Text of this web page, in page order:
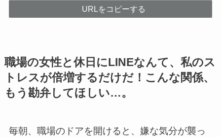
URLをコピーする
職場の女性と休日にLINEなんて、私のス
トレスが倍増するだけだ！こんな関係、
もう勘弁してほしい…。
毎朝、職場のドアを開けると、嫌な気分が襲っ